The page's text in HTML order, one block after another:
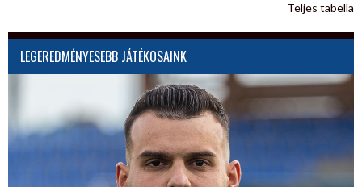
Teljes tabella
LEGEREDMÉNYESEBB JÁTÉKOSAINK